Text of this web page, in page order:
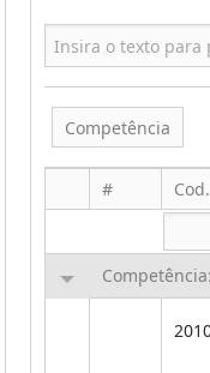
Competência
#